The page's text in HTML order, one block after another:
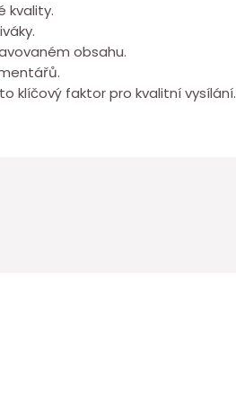
kvality.
obsahu.
klíčový faktor pro kvalitní vysílání.